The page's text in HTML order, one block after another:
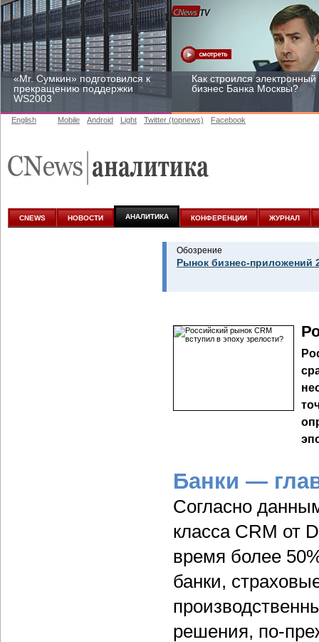
«Mr. Сумкин» подготовился к
прекращению поддержки
WS2003
Как строился электронный
бизнес Банка Москвы?
к аналитике
участвовать
English Mobile Android Light Twitter (topnews) Facebook
CNEWS НОВОСТИ АНАЛИТИКА КОНФЕРЕНЦИИ ЖУРНАЛ
Обозрение
Рынок бизнес-приложений
Банки —
Согласно
класса CRM от
время более
банки,
решения, по-